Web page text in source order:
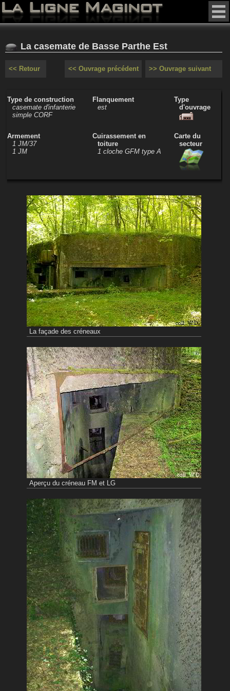
La casemate de Basse Parthe Est
<< Retour >> Ouvrage suivant
<< Ouvrage précédent
Type de construction
casemate d'infanterie
simple CORF
Flanquement
est
Type
d'ouvrage
Armement
1 JM/37
1 JM
Cuirassement en
toiture
1 cloche GFM type A
Carte du
secteur
La façade des créneaux
Aperçu du créneau FM et LG